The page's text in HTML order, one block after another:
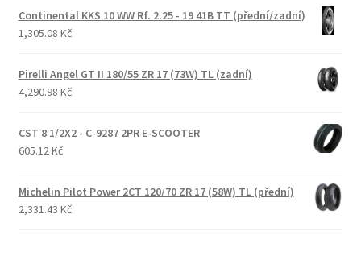
Continental KKS 10 WW Rf. 2.25 - 19 41B TT (přední/zadní)
1,305.08 Kč
Pirelli Angel GT II 180/55 ZR 17 (73W) TL (zadní)
4,290.98 Kč
CST 8 1/2X2 - C-9287 2PR E-SCOOTER
605.12 Kč
Michelin Pilot Power 2CT 120/70 ZR 17 (58W) TL (přední)
2,331.43 Kč